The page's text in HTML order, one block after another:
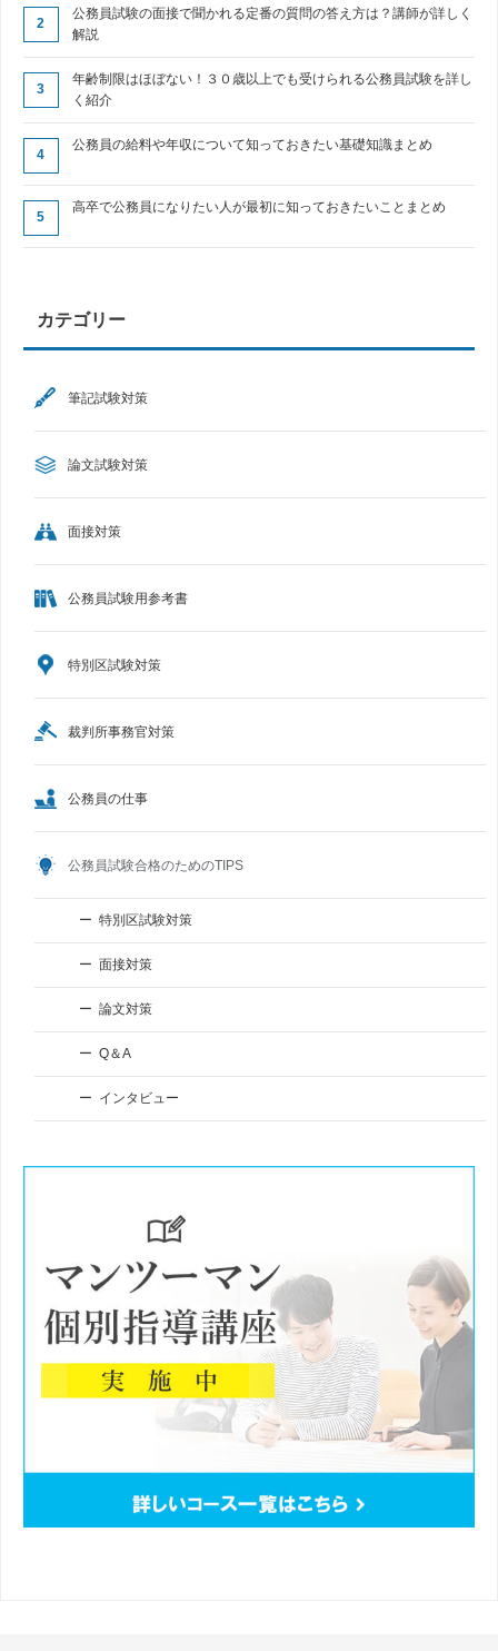
公務員試験の面接で聞かれる定番の質問の答え方は？講師が詳しく
解説
年齢制限はほぼない！３０歳以上でも受けられる公務員試験を詳し
く紹介
公務員の給料や年収について知っておきたい基礎知識まとめ
高卒で公務員になりたい人が最初に知っておきたいことまとめ
カテゴリー
筆記試験対策
論文試験対策
面接対策
公務員試験用参考書
特別区試験対策
裁判所事務官対策
公務員の仕事
公務員試験合格のためのTIPS
特別区試験対策
面接対策
論文対策
Q＆A
インタビュー